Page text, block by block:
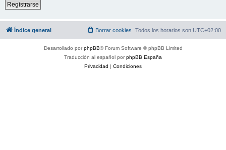
Registrarse
Índice general Todos los horarios son UTC+02:00
Borrar cookies
Desarrollado porphpBB® Forum Software © phpBB Limited
Traducción al español porphpBB España
Privacidad | Condiciones